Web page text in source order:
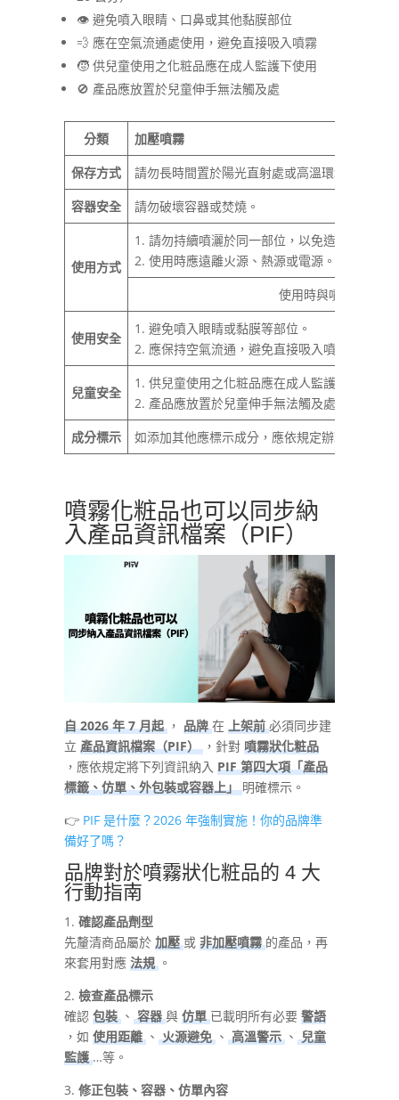
👁 避免噴入眼睛、口鼻或其他黏膜部位
💨 應在空氣流通處使用，避免直接吸入噴霧
🧒 供兒童使用之化粧品應在成人監護下使用
🚫 產品應放置於兒童伸手無法觸及處
分類
加壓噴霧
保存方式
請勿長時間置於陽光直射處或高溫環境（如汽
容器安全
請勿破壞容器或焚燒。
使用方式
1. 請勿持續噴灑於同一部位，以免造成皮膚凍
2. 使用時應遠離火源、熱源或電源。
使用時與噴灑部位應
使用安全
1. 避免噴入眼睛或黏膜等部位。
2. 應保持空氣流通，避免直接吸入噴霧。
兒童安全
1. 供兒童使用之化粧品應在成人監護下使用。
2. 產品應放置於兒童伸手無法觸及處。
成分標示
如添加其他應標示成分，應依規定辦理。
噴霧化粧品也可以同步納
入產品資訊檔案（PIF）
自 2026 年 7 月起 ，品牌在上架前必須同步建
立產品資訊檔案（PIF） ，針對噴霧狀化粧品
，應依規定將下列資訊納入PIF 第四大項「產品
標籤、仿單、外包裝或容器上」明確標示。
👉 PIF 是什麼？2026 年強制實施！你的品牌準
備好了嗎？
品牌對於噴霧狀化粧品的 4 大
行動指南
1.確認產品劑型
先釐清商品屬於加壓或非加壓噴霧的產品，再
來套用對應法規 。
2.檢查產品標示
確認包裝 、容器與仿單已載明所有必要警語
，如使用距離 、火源避免 、高溫警示 、兒童
監護…等。
3.修正包裝、容器、仿單內容